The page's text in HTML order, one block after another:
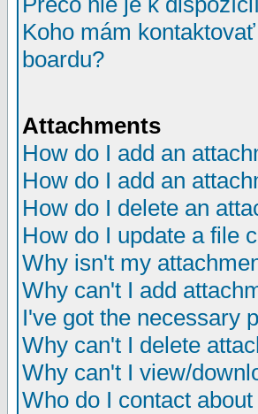
Koho mám
boardu?
Attachments
How do I add an
How do I add an
How do I delete an
How do I update a file
Why isn't my
Why can't I add
I've got the necessary
Why can't I delete
Why can't I view/
Who do I contact